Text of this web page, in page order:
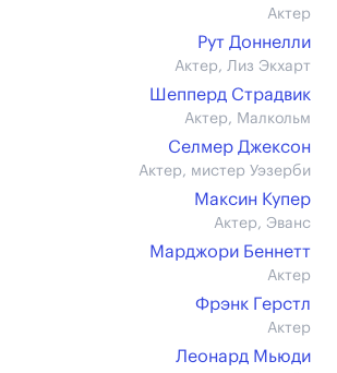
Актер
Рут Доннелли
Актер, Лиз Экхарт
Шепперд Страдвик
Актер, Малкольм
Селмер Джексон
Актер, мистер Уэзерби
Максин Купер
Актер, Эванс
Марджори Беннетт
Актер
Фрэнк Герстл
Актер
Леонард Мьюди